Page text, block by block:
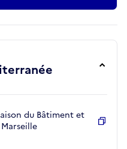
du Bâtiment et